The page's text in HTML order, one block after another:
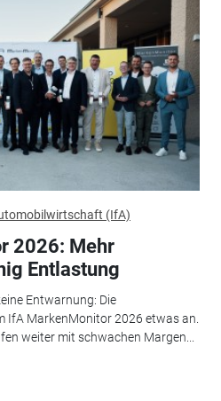
(IfA)
2026: Mehr
Entlastung
Entwarnung: Die
IfA MarkenMonitor 2026 etwas an.
weiter mit schwachen Margen...